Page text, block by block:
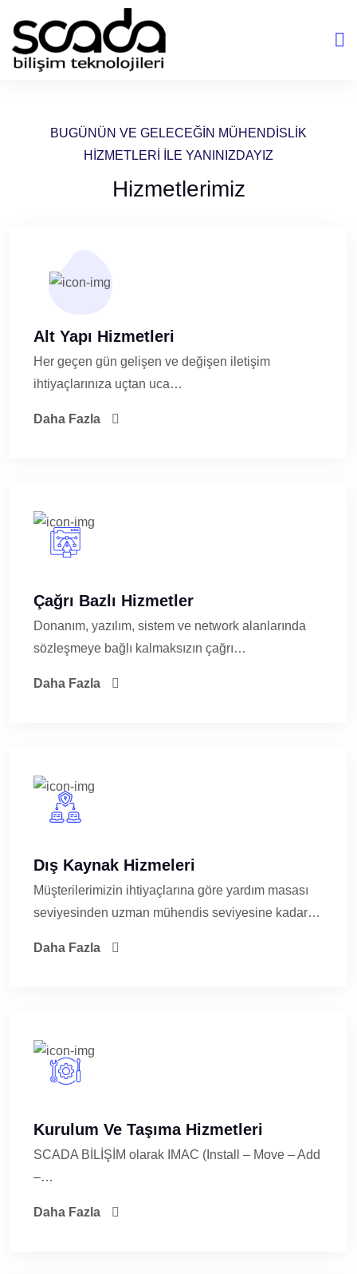
BUGÜNÜN VE GELECEĞİN MÜHENDİSLİK
HIZMETLERİ İLE YANINIZDAYIZ
Hizmetlerimiz
Alt Yapı Hizmetleri
Her geçen gün gelişen ve değişen iletişim
ihtiyaçlarınıza uçtan uca…
Daha Fazla
Çağrı Bazlı Hizmetler
Donanım, yazılım, sistem ve network alanlarında
sözleşmeye bağlı kalmaksızın çağrı…
Daha Fazla
Dış Kaynak Hizmeleri
Müşterilerimizin ihtiyaçlarına göre yardım masası
seviyesinden uzman mühendis seviyesine kadar…
Daha Fazla
Kurulum Ve Taşıma Hizmetleri
SCADA BİLİŞİM olarak IMAC (Install – Move – Add
–…
Daha Fazla